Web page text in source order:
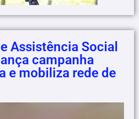
Assistência Social
campanha
e mobiliza rede de